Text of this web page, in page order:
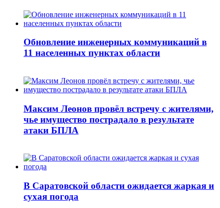
Обновление инженерных коммуникаций в
11 населенных пунктах области
Максим Леонов провёл встречу с жителями,
чье имущество пострадало в результате
атаки БПЛА
В Саратовской области ожидается жаркая и
сухая погода